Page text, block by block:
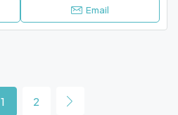
Email
1 2